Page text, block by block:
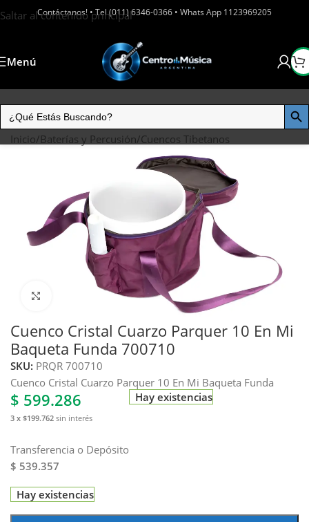
Saltar al contenido principal
Contáctanos! • Tel (011) 6346-0366 • Whats App 1123969205
Menú
Inicio/Baterías y Percusión/Cuencos Tibetanos
Haga clic para ampliar
Cuenco Cristal Cuarzo Parquer 10 En Mi
Baqueta Funda 700710
SKU: PRQR 700710
Cuenco Cristal Cuarzo Parquer 10 En Mi Baqueta Funda
$ 599.286
3 x $199.762 sin interés
Transferencia o Depósito
$ 539.357
Hay existencias
Hay existencias